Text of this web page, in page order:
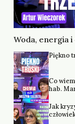
Woda, energia
Piękno
Co
hab.
Jak